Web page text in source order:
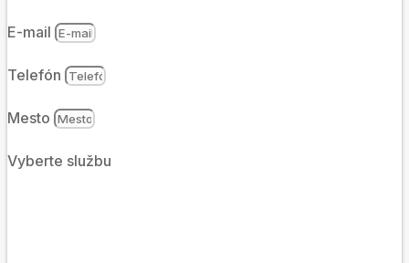
E-mail
Telefón
Mesto
Vyberte službu